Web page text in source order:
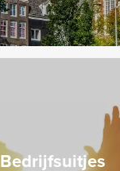
Bedrijfsuitjes